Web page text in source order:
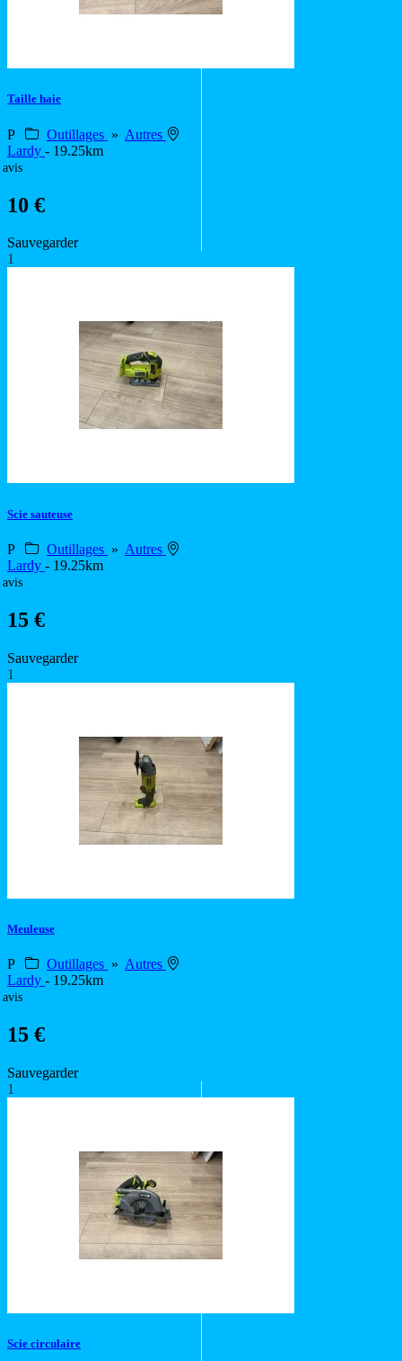
Taille haie
P Outillages » Autres
Lardy - 19.25km
avis
10 €
Sauvegarder
1
Scie sauteuse
P Outillages » Autres
Lardy - 19.25km
avis
15 €
Sauvegarder
1
Meuleuse
P Outillages » Autres
Lardy - 19.25km
avis
15 €
Sauvegarder
1
Scie circulaire